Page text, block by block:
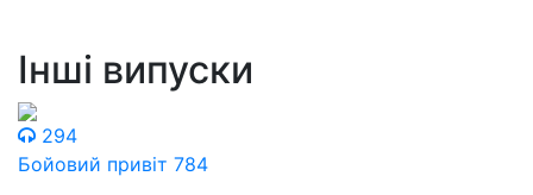
Інші випуски
294
Бойовий привіт 784